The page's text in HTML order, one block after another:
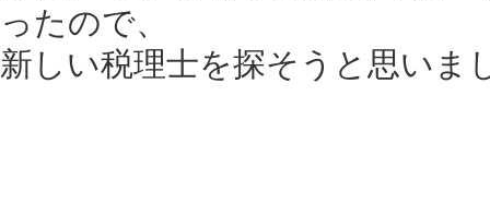
ったので、
新しい税理士を探そうと思いま